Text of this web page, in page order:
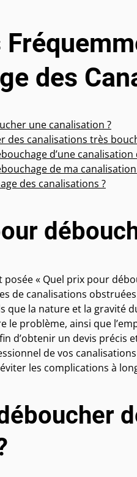
des
une canalisation ?
des canalisations très
d’une canalisation
de ma canalisation
des canalisations ?
« Quel prix pour
de canalisations
que la nature et la gravité
le problème, ainsi que
d’obtenir un devis
de vos
les complications à